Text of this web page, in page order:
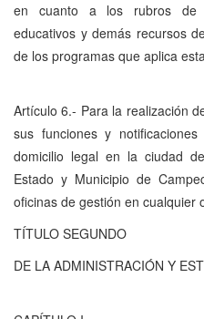
en cuanto a los rubros de
educativos y demás recursos
de los programas que aplica
Artículo 6.- Para la realización
sus funciones y
domicilio legal en la ciudad
Estado y Municipio de
oficinas de gestión en cualquier
TÍTULO SEGUNDO
DE LA ADMINISTRACIÓN Y